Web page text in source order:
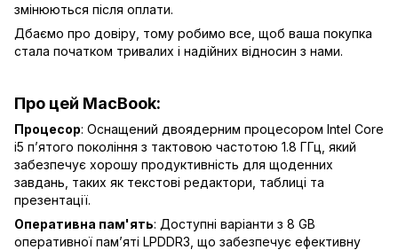
змінюються після оплати.
Дбаємо про довіру, тому робимо все, щоб ваша покупка
стала початком тривалих і надійних відносин з нами.
Про цей MacBook:
Процесор: Оснащений двоядерним процесором Intel Core
i5 п’ятого покоління з тактовою частотою 1.8 ГГц, який
забезпечує хорошу продуктивність для щоденних
завдань, таких як текстові редактори, таблиці та
презентації.
Оперативна пам'ять: Доступні варіанти з 8 GB
оперативної пам’яті LPDDR3, що забезпечує ефективну